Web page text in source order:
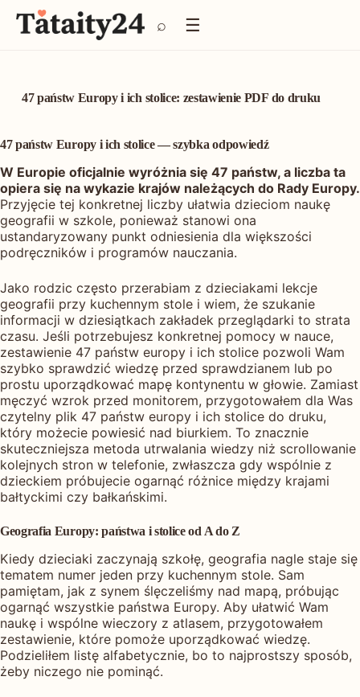
P
r
d
o
r
e
ś
c
i
⌕ ☰
47 państw Europy i ich stolice: zestawienie PDF do druku
47 państw Europy i ich stolice — szybka odpowiedź
W Europie oficjalnie wyróżnia się 47 państw, a liczba ta
opiera się na wykazie krajów należących do Rady Europy.
Przyjęcie tej konkretnej liczby ułatwia dzieciom naukę
geografii w szkole, ponieważ stanowi ona
ustandaryzowany punkt odniesienia dla większości
podręczników i programów nauczania.
Jako rodzic często przerabiam z dzieciakami lekcje
geografii przy kuchennym stole i wiem, że szukanie
informacji w dziesiątkach zakładek przeglądarki to strata
czasu. Jeśli potrzebujesz konkretnej pomocy w nauce,
zestawienie 47 państw europy i ich stolice pozwoli Wam
szybko sprawdzić wiedzę przed sprawdzianem lub po
prostu uporządkować mapę kontynentu w głowie. Zamiast
męczyć wzrok przed monitorem, przygotowałem dla Was
czytelny plik 47 państw europy i ich stolice do druku,
który możecie powiesić nad biurkiem. To znacznie
skuteczniejsza metoda utrwalania wiedzy niż scrollowanie
kolejnych stron w telefonie, zwłaszcza gdy wspólnie z
dzieckiem próbujecie ogarnąć różnice między krajami
bałtyckimi czy bałkańskimi.
Geografia Europy: państwa i stolice od A do Z
Kiedy dzieciaki zaczynają szkołę, geografia nagle staje się
tematem numer jeden przy kuchennym stole. Sam
pamiętam, jak z synem ślęczeliśmy nad mapą, próbując
ogarnąć wszystkie państwa Europy. Aby ułatwić Wam
naukę i wspólne wieczory z atlasem, przygotowałem
zestawienie, które pomoże uporządkować wiedzę.
Podzieliłem listę alfabetycznie, bo to najprostszy sposób,
żeby niczego nie pominąć.